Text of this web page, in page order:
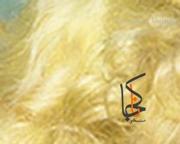
Language learning